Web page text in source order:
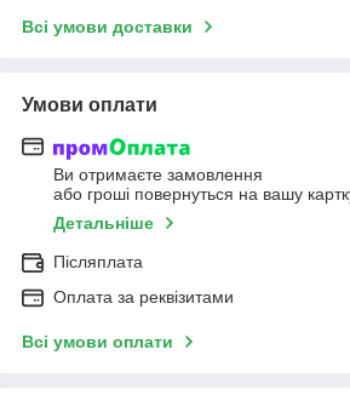
Всі умови доставки
Умови оплати
Ви отримаєте замовлення
або гроші повернуться на вашу
Детальніше
Післяплата
Оплата за реквізитами
Всі умови оплати